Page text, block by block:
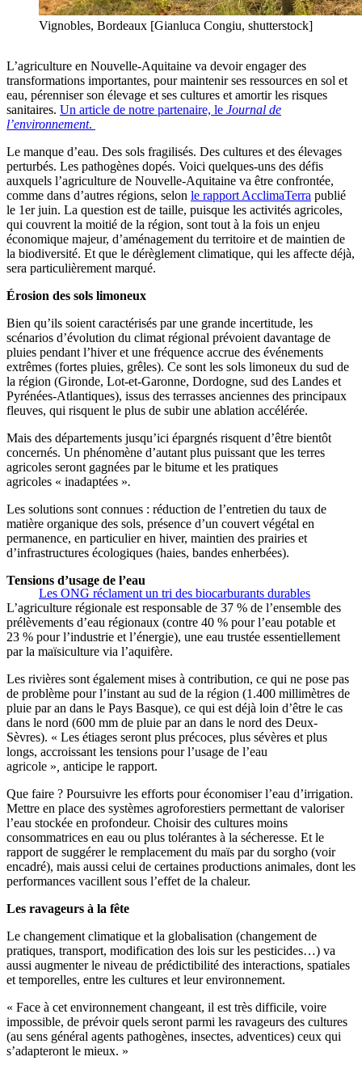
Vignobles, Bordeaux [Gianluca Congiu, shutterstock]
L’agriculture en Nouvelle-Aquitaine va devoir engager des
transformations importantes, pour maintenir ses ressources en sol et
eau, pérenniser son élevage et ses cultures et amortir les risques
sanitaires. Un article de notre partenaire, le Journal de
l’environnement.
Le manque d’eau. Des sols fragilisés. Des cultures et des élevages
perturbés. Les pathogènes dopés. Voici quelques-uns des défis
auxquels l’agriculture de Nouvelle-Aquitaine va être confrontée,
comme dans d’autres régions, selon le rapport AcclimaTerra publié
le 1er juin. La question est de taille, puisque les activités agricoles,
qui couvrent la moitié de la région, sont tout à la fois un enjeu
économique majeur, d’aménagement du territoire et de maintien de
la biodiversité. Et que le dérèglement climatique, qui les affecte déjà,
sera particulièrement marqué.
Érosion des sols limoneux
Bien qu’ils soient caractérisés par une grande incertitude, les
scénarios d’évolution du climat régional prévoient davantage de
pluies pendant l’hiver et une fréquence accrue des événements
extrêmes (fortes pluies, grêles). Ce sont les sols limoneux du sud de
la région (Gironde, Lot-et-Garonne, Dordogne, sud des Landes et
Pyrénées-Atlantiques), issus des terrasses anciennes des principaux
fleuves, qui risquent le plus de subir une ablation accélérée.
Mais des départements jusqu’ici épargnés risquent d’être bientôt
concernés. Un phénomène d’autant plus puissant que les terres
agricoles seront gagnées par le bitume et les pratiques
agricoles « inadaptées ».
Les solutions sont connues : réduction de l’entretien du taux de
matière organique des sols, présence d’un couvert végétal en
permanence, en particulier en hiver, maintien des prairies et
d’infrastructures écologiques (haies, bandes enherbées).
Les ONG réclament un tri des biocarburants durables
Tensions d’usage de l’eau
L’agriculture régionale est responsable de 37 % de l’ensemble des
prélèvements d’eau régionaux (contre 40 % pour l’eau potable et
23 % pour l’industrie et l’énergie), une eau trustée essentiellement
par la maïsiculture via l’aquifère.
Les rivières sont également mises à contribution, ce qui ne pose pas
de problème pour l’instant au sud de la région (1.400 millimètres de
pluie par an dans le Pays Basque), ce qui est déjà loin d’être le cas
dans le nord (600 mm de pluie par an dans le nord des Deux-
Sèvres). « Les étiages seront plus précoces, plus sévères et plus
longs, accroissant les tensions pour l’usage de l’eau
agricole » anticipe le rapport.
Que faire ? Poursuivre les efforts pour économiser l’eau d’irrigation.
Mettre en place des systèmes agroforestiers permettant de valoriser
l’eau stockée en profondeur. Choisir des cultures moins
consommatrices en eau ou plus tolérantes à la sécheresse. Et le
rapport de suggérer le remplacement du maïs par du sorgho (voir
encadré), mais aussi celui de certaines productions animales, dont les
performances vacillent sous l’effet de la chaleur.
Les ravageurs à la fête
Le changement climatique et la globalisation (changement de
pratiques, transport, modification des lois sur les pesticides…) va
aussi augmenter le niveau de prédictibilité des interactions, spatiales
et temporelles, entre les cultures et leur environnement.
« Face à cet environnement changeant, il est très difficile, voire
impossible, de prévoir quels seront parmi les ravageurs des cultures
(au sens général agents pathogènes, insectes, adventices) ceux qui
s’adapteront le mieux. »